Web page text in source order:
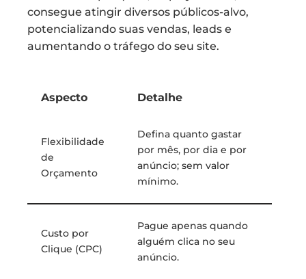
consegue atingir diversos públicos-alvo,
potencializando suas vendas, leads e
aumentando o tráfego do seu site.
Aspecto Detalhe
Flexibilidade
de
Orçamento
Defina quanto gastar
por mês, por dia e por
anúncio; sem valor
mínimo.
Custo por
Clique (CPC)
Pague apenas quando
alguém clica no seu
anúncio.